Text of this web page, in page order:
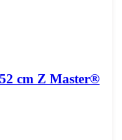
cm Z Master®